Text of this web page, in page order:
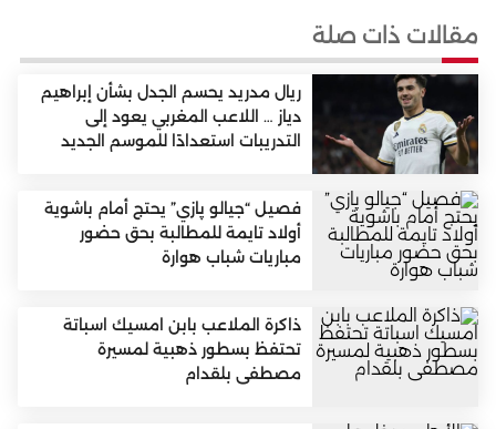
مقالات ذات صلة
ريال مدريد يحسم الجدل بشأن إبراهيم
دياز … اللاعب المغربي يعود إلى
التدريبات استعدادًا للموسم الجديد
فصيل “جيالو پازي” يحتج أمام باشوية
أولاد تايمة للمطالبة بحق حضور
مباريات شباب هوارة
ذاكرة الملاعب بابن امسيك اسباتة
تحتفظ بسطور ذهبية لمسيرة
مصطفى بلقدام